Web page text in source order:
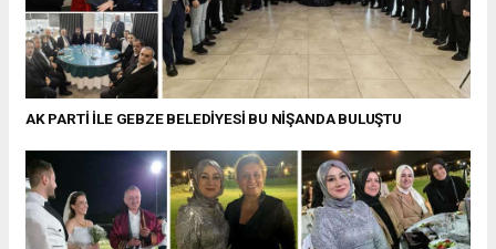
AK PARTİ İLE GEBZE BELEDİYESİ BU NİŞANDA BULUŞTU